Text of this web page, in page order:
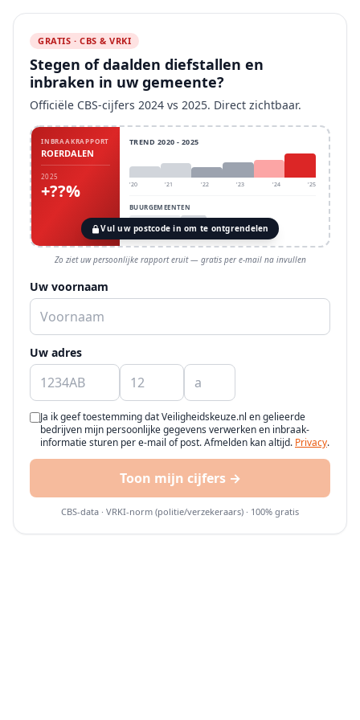
GRATIS · CBS & VRKI
Stegen of daalden diefstallen en
inbraken in uw gemeente?
Officiële CBS-cijfers 2024 vs 2025. Direct zichtbaar.
INBRAAKRAPPORT
ROERDALEN
2025
+??%
TREND 2020 - 2025
'20 '21 '22 '23 '24 '25
BUURGEMEENTEN
Vul uw postcode in om te ontgrendelen
Zo ziet uw persoonlijke rapport eruit — gratis per e-mail na invullen
Uw voornaam
Uw adres
Ja ik geef toestemming dat Veiligheidskeuze.nl en gelieerde
bedrijven mijn persoonlijke gegevens verwerken en inbraak-
informatie sturen per e-mail of post. Afmelden kan altijd. Privacy.
Toon mijn cijfers →
CBS-data · VRKI-norm (politie/verzekeraars) · 100% gratis